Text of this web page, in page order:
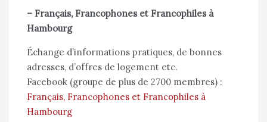
– Français, Francophones et Francophiles à
Hambourg
Échange d’informations pratiques, de bonnes
adresses, d’offres de logement etc.
Facebook (groupe de plus de 2700 membres) :
Français, Francophones et Francophiles à
Hambourg